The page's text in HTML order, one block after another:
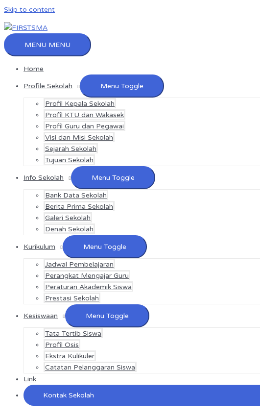
Skip to content
MENU MENU
Home
Profile Sekolah Menu Toggle
Profil Kepala Sekolah
Profil KTU dan Wakasek
Profil Guru dan Pegawai
Visi dan Misi Sekolah
Sejarah Sekolah
Tujuan Sekolah
Info Sekolah Menu Toggle
Bank Data Sekolah
Berita Prima Sekolah
Galeri Sekolah
Denah Sekolah
Kurikulum Menu Toggle
Jadwal Pembelajaran
Perangkat Mengajar Guru
Peraturan Akademik Siswa
Prestasi Sekolah
Kesiswaan Menu Toggle
Tata Tertib Siswa
Profil Osis
Ekstra Kulikuler
Catatan Pelanggaran Siswa
Link
Kontak Sekolah